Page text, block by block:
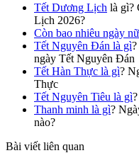
Tết Dương Lịch là gì?
Lịch 2026?
Còn bao nhiêu ngày
Tết Nguyên Đán là gì
ngày Tết Nguyên Đán
Tết Hàn Thực là gì?
Thực
Tết Nguyên Tiêu là gì
Thanh minh là gì?
nào?
Bài viết liên quan